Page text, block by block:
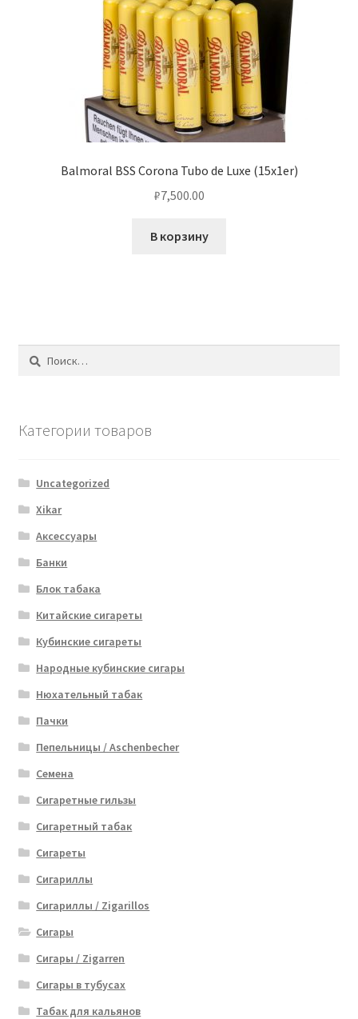
Balmoral BSS Corona Tubo de Luxe (15x1er)
₽7,500.00
В корзину
Найти:
Категории товаров
Uncategorized
Xikar
Аксессуары
Банки
Блок табака
Китайские сигареты
Кубинские сигареты
Народные кубинские сигары
Нюхательный табак
Пачки
Пепельницы / Aschenbecher
Семена
Сигаретные гильзы
Сигаретный табак
Сигареты
Сигариллы
Сигариллы / Zigarillos
Сигары
Сигары / Zigarren
Сигары в тубусах
Табак для кальянов